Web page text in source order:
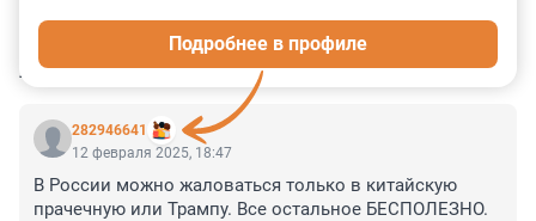
КОММЕНТАРИИ 35
282946641
Подробнее в профиле
12 февраля 2025, 18:47
В России можно жаловаться только в китайскую
прачечную или Трампу. Все остальное БЕСПОЛЕЗНО.